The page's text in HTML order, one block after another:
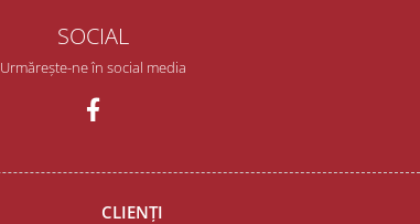
SOCIAL
Urmărește-ne în social media
CLIENȚI